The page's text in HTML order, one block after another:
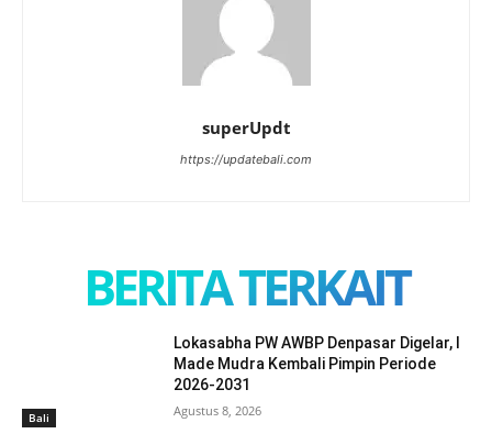
superUpdt
https://updatebali.com
BERITA TERKAIT
Bali
Lokasabha PW AWBP Denpasar Digelar, I
Made Mudra Kembali Pimpin Periode
2026-2031
Agustus 8, 2026